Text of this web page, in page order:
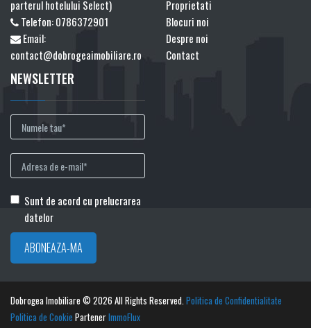
parterul hotelului Select)
Telefon:0786372901
Email:
contact@dobrogeaimobiliare.ro
Proprietati
Blocuri noi
Despre noi
Contact
NEWSLETTER
Sunt de acord cu prelucrarea
datelor
Dobrogea Imobiliare © 2026 All Rights Reserved.Politica de Confidentialitate
Politica de Cookie PartenerImmoFlux